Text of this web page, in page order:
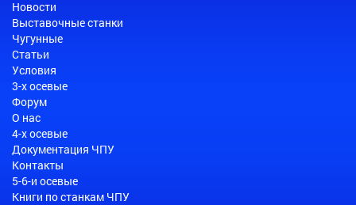
Новости
Выставочные станки
Чугунные
Статьи
Условия
3-х осевые
Форум
О нас
4-х осевые
Документация ЧПУ
Контакты
5-6-и осевые
Книги по станкам ЧПУ